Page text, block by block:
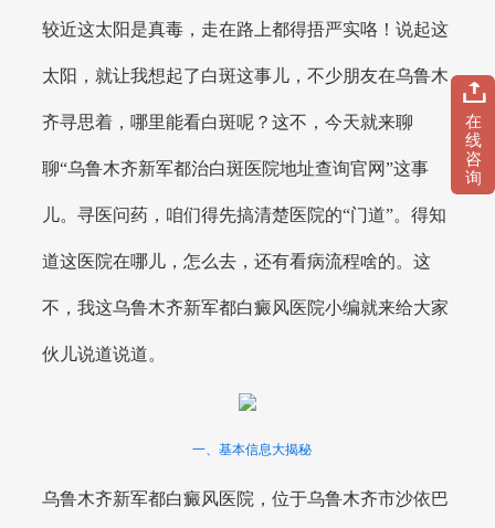
较近这太阳是真毒，走在路上都得捂严实咯！说起这
太阳，就让我想起了白斑这事儿，不少朋友在乌鲁木
齐寻思着，哪里能看白斑呢？这不，今天就来聊
聊“乌鲁木齐新军都治白斑医院地址查询官网”这事
儿。寻医问药，咱们得先搞清楚医院的“门道”。得知
道这医院在哪儿，怎么去，还有看病流程啥的。这
不，我这乌鲁木齐新军都白癜风医院小编就来给大家
伙儿说道说道。
一、基本信息大揭秘
乌鲁木齐新军都白癜风医院，位于乌鲁木齐市沙依巴
在
线
咨
询